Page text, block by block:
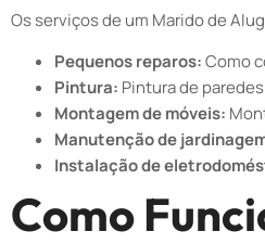
Os serviços de um Marido de
Pequenos reparos:Como
Pintura: Pintura de
Montagem de móveis:
Manutenção de
Instalação de
Como